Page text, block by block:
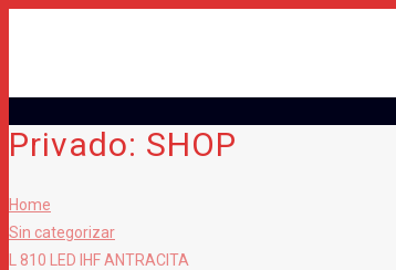
Privado: SHOP
Home
Sin categorizar
L 810 LED IHF ANTRACITA